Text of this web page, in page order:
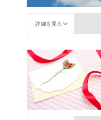
詳細を見る